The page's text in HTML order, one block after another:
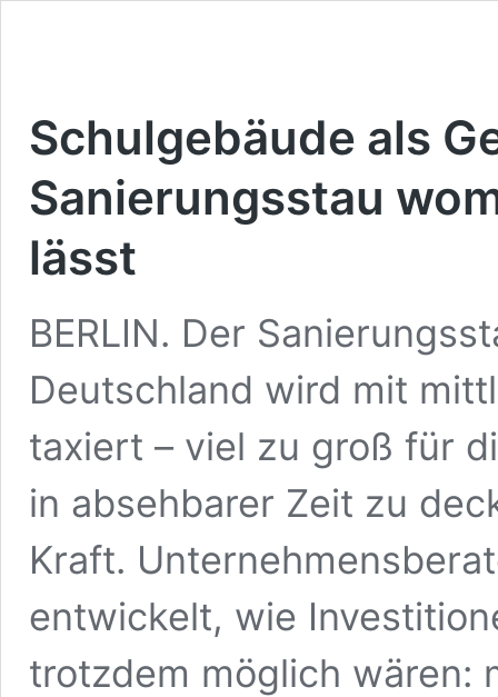
Schulgebäude als
Sanierungsstau
lässt
BERLIN. Der
Deutschland wird mit
taxiert – viel zu groß für
in absehbarer Zeit zu
Kraft.
entwickelt, wie
trotzdem möglich wären: